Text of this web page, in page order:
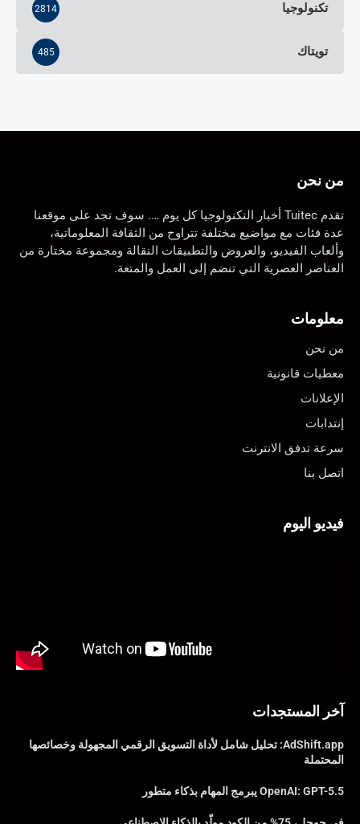
تكنولوجيا 2814
تويتاك 485
من نحن
تقدم Tuitec أخبار التكنولوجيا كل يوم …. سوف تجد على موقعنا
عدة فئات مع مواضيع مختلفة تتراوح من الثقافة المعلوماتية،
وألعاب الفيديو، والعروض والتطبيقات النقالة ومجموعة مختارة من
العناصر العصرية التي تنضم إلى العمل والمتعة.
معلومات
من نحن
معطيات قانونية
الإعلانات
إنتدابات
سرعة تدفق الانترنت
اتصل بنا
فيديو اليوم
آخر المستجدات
AdShift.app: تحليل شامل لأداة التسويق الرقمي المجهولة وخصائصها
المحتملة
OpenAI: GPT-5.5 يبرمج المهام بذكاء متطور